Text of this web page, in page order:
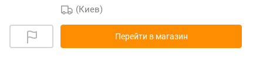
(Киев)
Перейти в магазин